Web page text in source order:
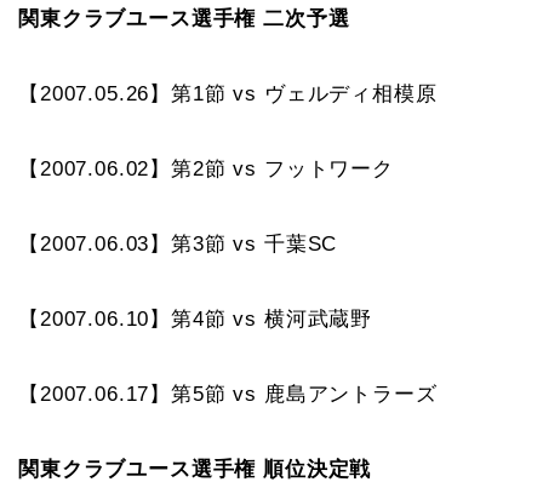
関東クラブユース選手権 二次予選
【2007.05.26】第1節 vs ヴェルディ相模原
【2007.06.02】第2節 vs フットワーク
【2007.06.03】第3節 vs 千葉SC
【2007.06.10】第4節 vs 横河武蔵野
【2007.06.17】第5節 vs 鹿島アントラーズ
関東クラブユース選手権 順位決定戦